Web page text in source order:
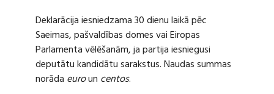
Deklarācija iesniedzama 30 dienu laikā pēc
Saeimas, pašvaldības domes vai Eiropas
Parlamenta vēlēšanām, ja partija iesniegusi
deputātu kandidātu sarakstus. Naudas summas
norāda euroun centos.